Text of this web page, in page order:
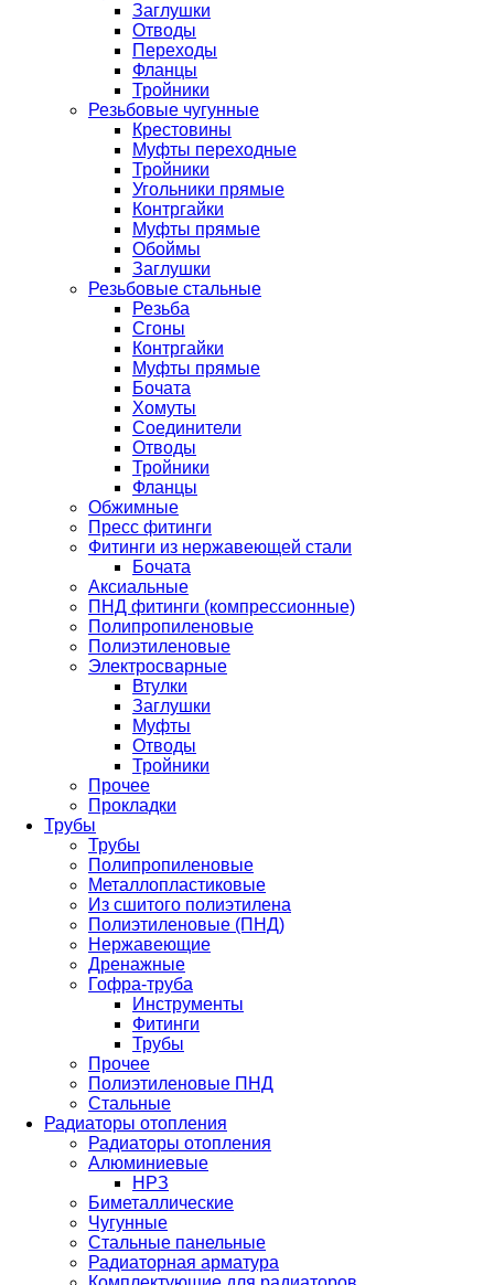
Заглушки
Отводы
Переходы
Фланцы
Тройники
Резьбовые чугунные
Крестовины
Муфты переходные
Тройники
Угольники прямые
Контргайки
Муфты прямые
Обоймы
Заглушки
Резьбовые стальные
Резьба
Сгоны
Контргайки
Муфты прямые
Бочата
Хомуты
Соединители
Отводы
Тройники
Фланцы
Обжимные
Пресс фитинги
Фитинги из нержавеющей стали
Бочата
Аксиальные
ПНД фитинги (компрессионные)
Полипропиленовые
Полиэтиленовые
Электросварные
Втулки
Заглушки
Муфты
Отводы
Тройники
Прочее
Прокладки
Трубы
Трубы
Полипропиленовые
Металлопластиковые
Из сшитого полиэтилена
Полиэтиленовые (ПНД)
Нержавеющие
Дренажные
Гофра-труба
Инструменты
Фитинги
Трубы
Прочее
Полиэтиленовые ПНД
Стальные
Радиаторы отопления
Радиаторы отопления
Алюминиевые
НРЗ
Биметаллические
Чугунные
Стальные панельные
Радиаторная арматура